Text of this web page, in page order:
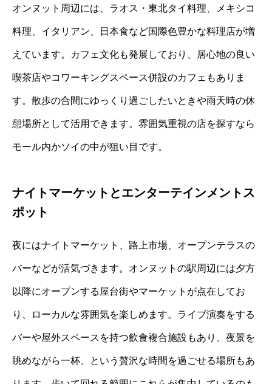
オンヌット周辺には、ラオス・東北タイ料理、メキシコ
料理、イタリアン、日本食など国際色豊かな料理店が増
えています。カフェ文化も発展しており、居心地の良い
喫茶店やコワーキングスペース併設のカフェもありま
す。散歩の合間にゆっくり過ごしたいときや雨天時の休
憩場所として活用できます。雰囲気重視の店を探すなら
モール内かソイの中が狙い目です。
ナイトマーケットとエンターテインメントス
ポット
夜にはナイトマーケット、路上市場、オープンテラスの
バーなどが活気づきます。オンヌットの駅周辺には夕方
以降にオープンする屋台街やマーケットが点在してお
り、ローカルな雰囲気を楽しめます。ライブ演奏をする
バーや屋外スペースを持つ飲食複合施設もあり、夜景を
眺めながら一杯、という贅沢な時間を過ごせる場所もあ